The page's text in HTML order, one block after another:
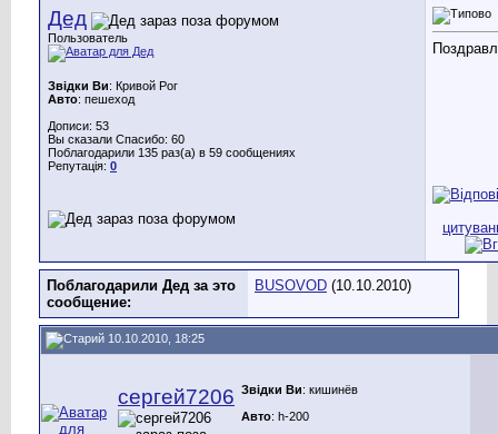
Дед
Пользователь
Звідки Ви: Кривой Рог
Авто: пешеход
Дописи: 53
Вы сказали Спасибо: 60
Поблагодарили 135 раз(а) в 59 сообщениях
Репутація: 0
Поблагодарили Дед за это
сообщение:
BUSOVOD (10.10.2010)
10.10.2010, 18:25
сергей7206 Звідки Ви: кишинёв
Авто: h-200